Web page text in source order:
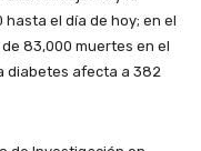
el día de hoy; en el
83,000 muertes en el
diabetes afecta a 382